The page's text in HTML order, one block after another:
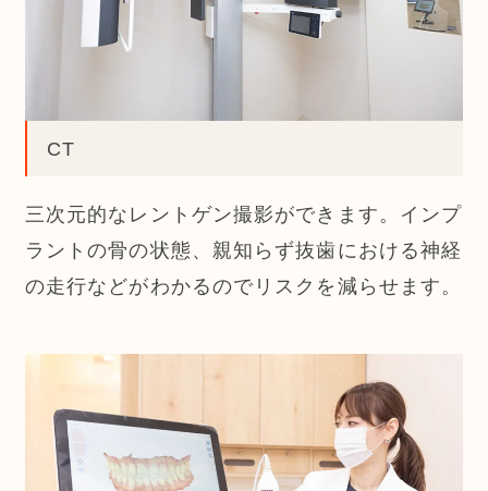
CT
三次元的なレントゲン撮影ができます。インプ
ラントの骨の状態、親知らず抜歯における神経
の走行などがわかるのでリスクを減らせます。